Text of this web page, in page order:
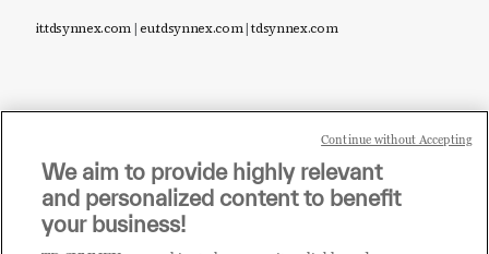
it.tdsynnex.com|eu.tdsynnex.com|tdsynnex.com
Sei un rivenditore di tecnologia e desideri acquistare
i prodotti o le soluzioni trattate sul blog?
CLICCA QUI E DIVENTA
We aim to provide highly relevant
and personalized content to benefit
your business!
Continue without Accepting